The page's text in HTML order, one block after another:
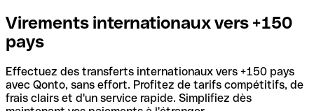
Virements internationaux vers +150
pays
Effectuez des transferts internationaux vers +150 pays
avec Qonto, sans effort. Profitez de tarifs compétitifs, de
frais clairs et d'un service rapide. Simplifiez dès